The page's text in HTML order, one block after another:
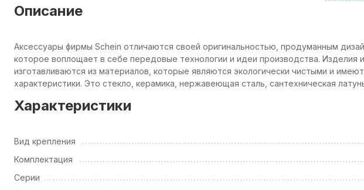
Описание
Аксессуары фирмы Schein отличаются своей оригинальностью, продуманным
которое воплощает в себе передовые технологии и идеи производства. Изделия
изготавливаются из материалов, которые являются экологически чистыми и
характеристики. Это стекло, керамика, нержавеющая сталь, сантехническая
Характеристики
Вид крепления
Комплектация
Серии